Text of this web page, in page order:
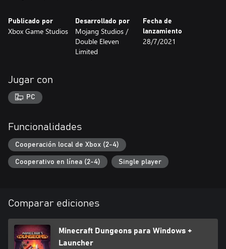
Publicado por
Xbox Game Studios
Desarrollado por
Mojang Studios /
Double Eleven
Limited
Fecha de
lanzamiento
28/7/2021
Jugar con
PC
Funcionalidades
Cooperación local de Xbox (2-4)
Cooperativo en línea (2-4) Single player
Comparar ediciones
Minecraft Dungeons para Windows +
Launcher